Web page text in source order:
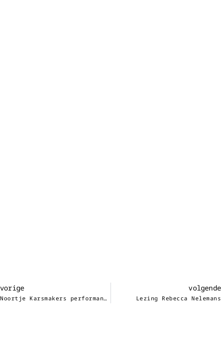
vorige
Noortje Karsmakers performance art
volgende
Lezing Rebecca Nelemans